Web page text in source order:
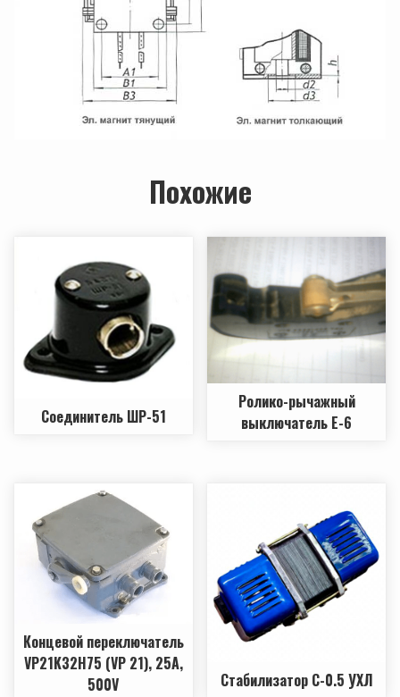
Похожие
Соединитель ШР-51
Ролико-рычажный
выключатель Е-6
Концевой переключатель
VP21K32H75 (VP 21), 25A,
500V
Стабилизатор С-0.5 УХЛ